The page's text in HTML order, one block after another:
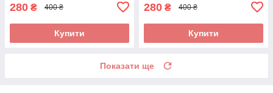
280 ₴ 400 ₴
Купити
280 ₴ 400 ₴
Купити
Показати ще